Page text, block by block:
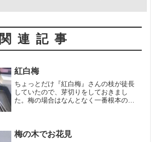
関連記事
紅白梅
ちょっとだけ『紅白梅』さんの枝が徒長
していたので、芽切りをしておきまし
た。梅の場合はなんとなく一番根本の葉
初は梅は枝枯れしやすい樹...
梅の木でお花見